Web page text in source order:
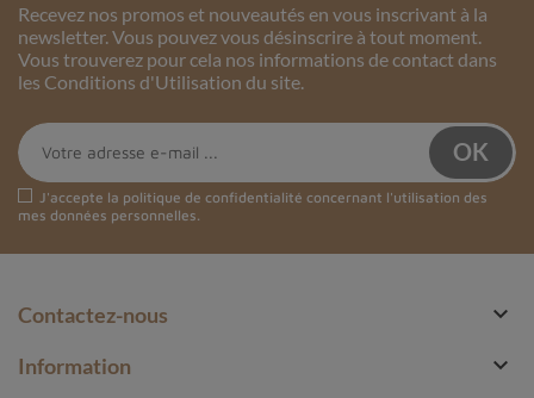
Recevez nos promos et nouveautés en vous inscrivant à la
newsletter. Vous pouvez vous désinscrire à tout moment.
Vous trouverez pour cela nos informations de contact dans
les Conditions d'Utilisation du site.
J'accepte la politique de confidentialité concernant l'utilisation des
mes données personnelles.
Contactez-nous 
Information 